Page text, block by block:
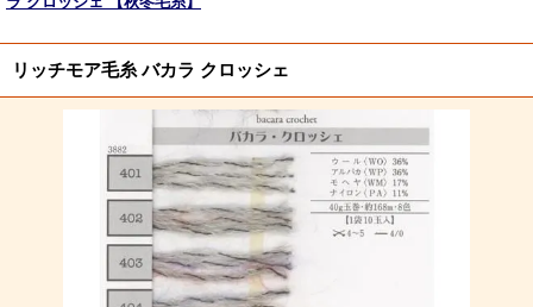
リッチモア毛糸 バカラ クロッシェ